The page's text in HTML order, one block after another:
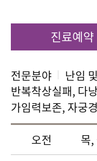
진료예약
전문분야
난임
반복착상실패, 다
가임력보존, 자궁
오전
목